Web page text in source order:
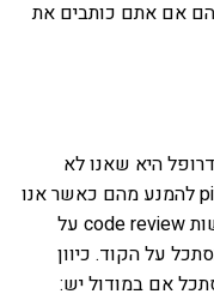
אם אתם כותבים את
היא שאנו לא
כותבים את רוב הקוד לבד. יש כמה pitfalls להמנע מהם כאשר אנו
מסתכלים על מודול. אם יש לכם זמן לעשות code review על
על הקוד. כיוון
אם במודול יש: